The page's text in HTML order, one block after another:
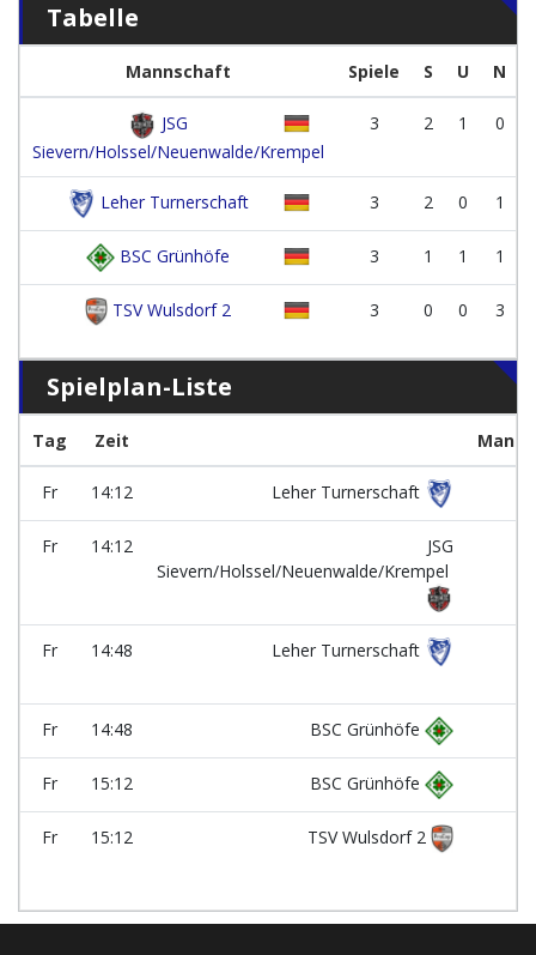
Tabelle
Mannschaft Spiele S U N
JSG
Sievern/Holssel/Neuenwalde/Krempel
3 2 1 0
Leher Turnerschaft 3 2 0 1
BSC Grünhöfe 3 1 1 1
TSV Wulsdorf 2 3 0 0 3
Spielplan-Liste
Tag Zeit
Fr 14:12 Leher Turnerschaft
Fr 14:12
JSG
Sievern/Holssel/Neuenwalde/Krempel
Fr 14:48 Leher Turnerschaft
Fr 14:48 BSC Grünhöfe
Fr 15:12 BSC Grünhöfe
Fr 15:12 TSV Wulsdorf 2